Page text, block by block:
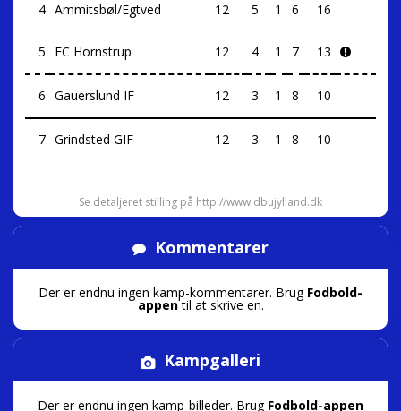
4 Ammitsbøl/Egtved 12 5 1 6 16
5 FC Hornstrup 12 4 1 7 13
6 Gauerslund IF 12 3 1 8 10
7 Grindsted GIF 12 3 1 8 10
Se detaljeret stilling på http://www.dbujylland.dk
Kommentarer
Der er endnu ingen kamp-kommentarer. Brug Fodbold-
appentil at skrive en.
Kampgalleri
Der er endnu ingen kamp-billeder. Brug Fodbold-appen